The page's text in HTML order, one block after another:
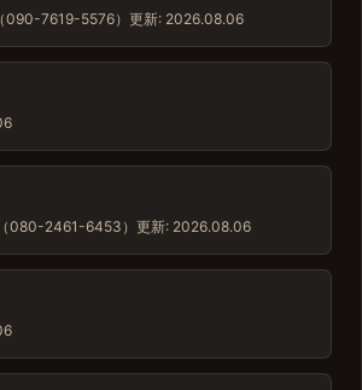
7619-5576） 更新: 2026.08.06
080-2461-6453） 更新: 2026.08.06